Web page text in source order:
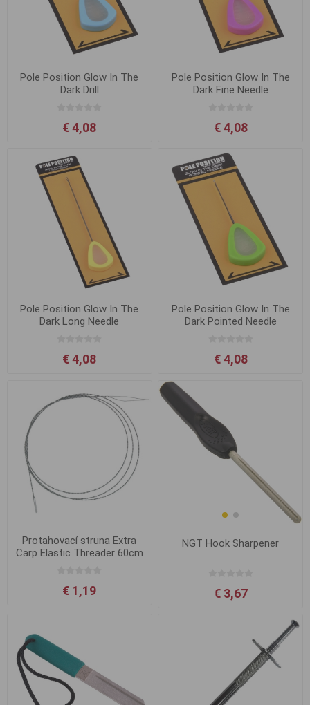
Pole Position Glow In The
Dark Drill
€ 4,08
Pole Position Glow In The
Dark Fine Needle
€ 4,08
Pole Position Glow In The
Dark Long Needle
€ 4,08
Pole Position Glow In The
Dark Pointed Needle
€ 4,08
Protahovací struna Extra
Carp Elastic Threader 60cm
€ 1,19
NGT Hook Sharpener
€ 3,67